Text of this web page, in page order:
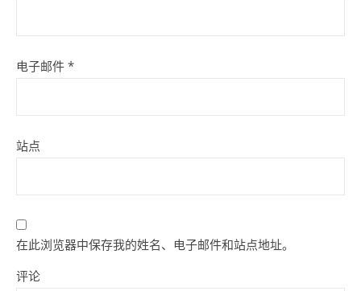
电子邮件 *
站点
在此浏览器中保存我的姓名、电子邮件和站点地址。
评论